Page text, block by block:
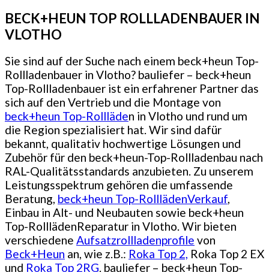
BECK+HEUN TOP ROLLLADENBAUER IN
VLOTHO
Sie sind auf der Suche nach einem beck+heun Top-
Rollladenbauer in Vlotho? bauliefer – beck+heun
Top-Rollladenbauer ist ein erfahrener Partner das
sich auf den Vertrieb und die Montage von
beck+heun Top-Rollläden in Vlotho und rund um
die Region spezialisiert hat. Wir sind dafür
bekannt, qualitativ hochwertige Lösungen und
Zubehör für den beck+heun-Top-Rollladenbau nach
RAL-Qualitätsstandards anzubieten. Zu unserem
Leistungsspektrum gehören die umfassende
Beratung, beck+heun Top-RolllädenVerkauf,
Einbau in Alt- und Neubauten sowie beck+heun
Top-RolllädenReparatur in Vlotho. Wir bieten
verschiedene Aufsatzrollladenprofile von
Beck+Heun an, wie z.B.: Roka Top 2, Roka Top 2 EX
und Roka Top 2RG. bauliefer – beck+heun Top-